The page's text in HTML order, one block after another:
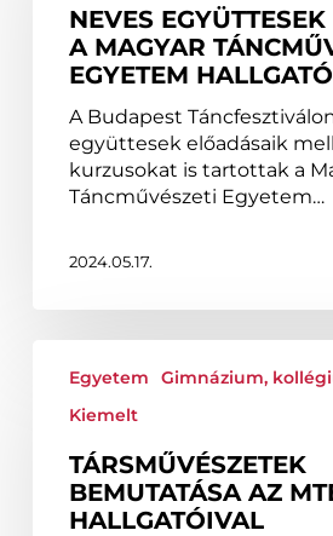
Magyar
Táncművészeti
Egyetem
hallgatóinak
NEVES
A MAGYAR
EGYETEM
A Budapest
együttesek előadásaik
kurzusokat is tartottak a
Táncművészeti Egyetem…
2024.05.17.
bemutatása
hallgatóival
Egyetem Gimnázium,
Kiemelt
TÁRSMŰVÉSZETEK
BEMUTATÁSA AZ
HALLGATÓIVAL